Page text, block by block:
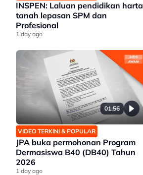
INSPEN: Laluan pendidikan harta
tanah lepasan SPM dan
Profesional
1 day ago
01:56
VIDEO TERKINI & POPULAR
JPA buka permohonan Program
Dermasiswa B40 (DB40) Tahun
2026
1 day ago